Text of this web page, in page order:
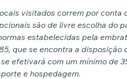
visitados correm por
são de livre escolha do
estabelecidas pela
que se encontra a disposição
efetivará com um mínimo de
e hospedagem.